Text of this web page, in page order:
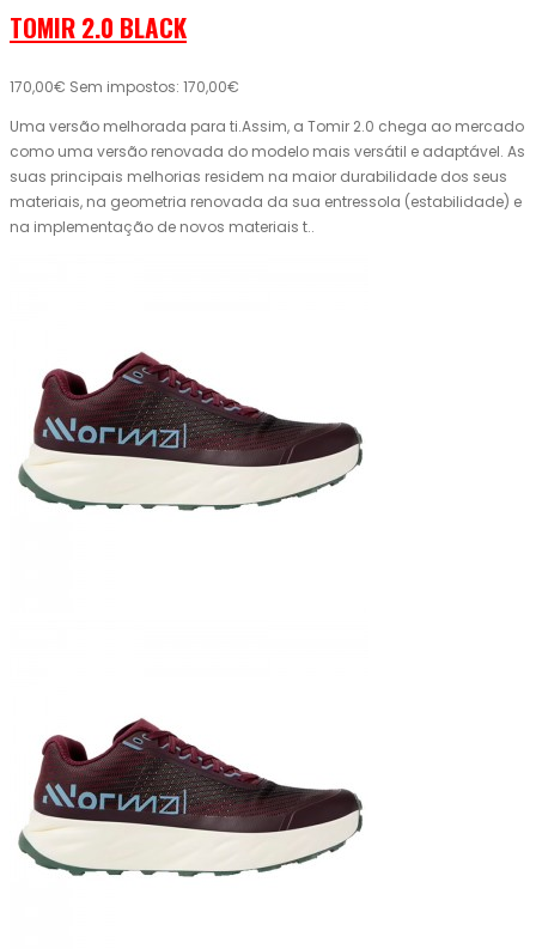
TOMIR 2.0 BLACK
170,00€ Sem impostos: 170,00€
Uma versão melhorada para ti.Assim, a Tomir 2.0 chega ao mercado
como uma versão renovada do modelo mais versátil e adaptável. As
suas principais melhorias residem na maior durabilidade dos seus
materiais, na geometria renovada da sua entressola (estabilidade) e
na implementação de novos materiais t..